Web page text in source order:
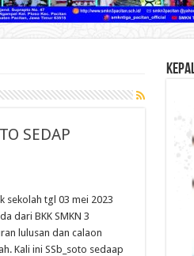
SEDAP
sekolah tgl 03 mei 2023
dari BKK SMKN 3
lulusan dan calaon
Kali ini SSb_soto sedaap